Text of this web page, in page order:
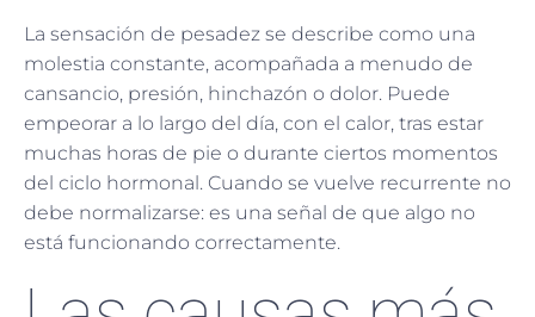
La sensación de pesadez se describe como una
molestia constante, acompañada a menudo de
cansancio, presión, hinchazón o dolor. Puede
empeorar a lo largo del día, con el calor, tras estar
muchas horas de pie o durante ciertos momentos
del ciclo hormonal. Cuando se vuelve recurrente no
debe normalizarse: es una señal de que algo no
está funcionando correctamente.